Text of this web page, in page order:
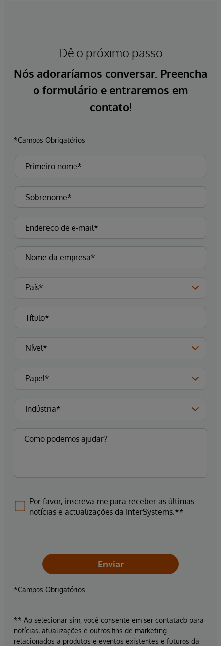
Dê o próximo passo
Nós adoraríamos conversar. Preencha
o formulário e entraremos em
contato!
*Campos Obrigatórios
Por favor, inscreva-me para receber as últimas
notícias e actualizações da InterSystems.**
Enviar
*Campos Obrigatórios
** Ao selecionar sim, você consente em ser contatado para
notícias, atualizações e outros fins de marketing
relacionados a produtos e eventos existentes e futuros da